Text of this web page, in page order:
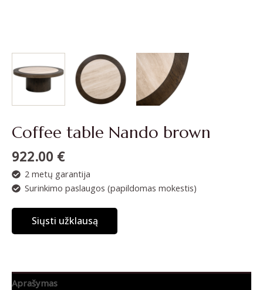
Coffee table Nando brown
922.00 €
2 metų garantija
Surinkimo paslaugos (papildomas mokestis)
Siųsti užklausą
Aprašymas